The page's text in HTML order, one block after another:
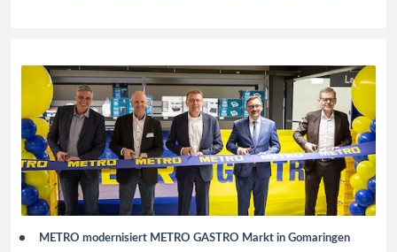
METRO modernisiert METRO GASTRO Markt in Gomaringen